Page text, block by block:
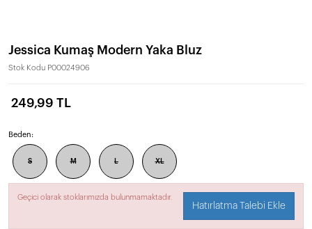
Jessica Kumaş Modern Yaka Bluz
Stok Kodu P00024906
249,99 TL
Beden:
S M L XL
Geçici olarak stoklarımızda bulunmamaktadır.
Hatırlatma Talebi Ekle